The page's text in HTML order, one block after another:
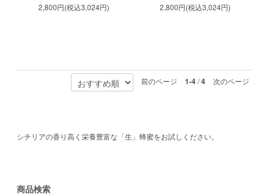
2,800円(税込3,024円) 2,800円(税込3,024円)
前のページ 1-4/4 次のページ
シチリアの香り高く栄養豊富な「生」蜂蜜をお試しください。
商品検索